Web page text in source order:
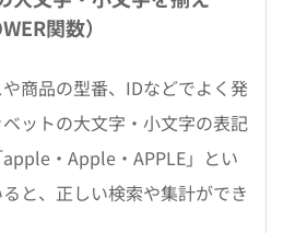
関数）
商品の型番、IDなどでよく発
ットの大文字・小文字の表記
・Apple・APPLE」とい
と、正しい検索や集計ができ